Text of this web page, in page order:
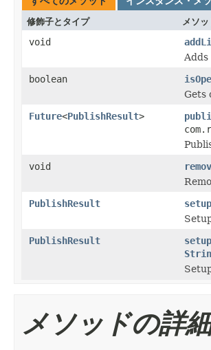
修飾子とタイプ メソ
void
boolean
Gets
Future<PublishResult>
void
PublishResult
PublishResult
メソッドの詳